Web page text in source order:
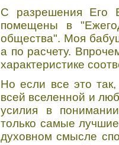
С разрешения Его
помещены в
общества". Моя
а по расчету.
характеристике
Но если все это
всей вселенной и
усилия в
только самые
духовном смысле